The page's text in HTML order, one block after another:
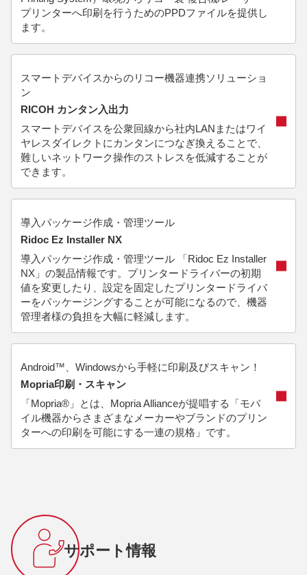
プリンターへ印刷を行うためのPPDファイルを提供し
ます。
スマートデバイスからのリコー機器連携ソリューショ
ン
RICOH カンタン入出力
スマートデバイスを公衆回線から社内LANまたはワイ
ヤレスダイレクトにカンタンにつなぎ換えることで、
難しいネットワーク操作のストレスを低減することが
できます。
導入パッケージ作成・管理ツール
Ridoc Ez Installer NX
導入パッケージ作成・管理ツール 「Ridoc Ez Installer
NX」の製品情報です。プリンタードライバーの初期
値を変更したり、設定を固定したプリンタードライバ
ーをパッケージングすることが可能になるので、機器
管理者様の負担を大幅に軽減します。
Android™、Windowsから手軽に印刷及びスキャン！
Mopria印刷・スキャン
「Mopria®」とは、Mopria Allianceが提唱する「モバ
イル機器からさまざまなメーカーやブランドのプリン
ターへの印刷を可能にする一連の規格」です。
サポート情報